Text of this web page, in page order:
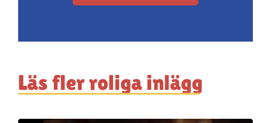
Läs fler roliga inlägg